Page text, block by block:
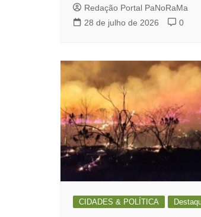
Redação Portal PaNoRaMa
28 de julho de 2026
0
CIDADES & POLÍTICA